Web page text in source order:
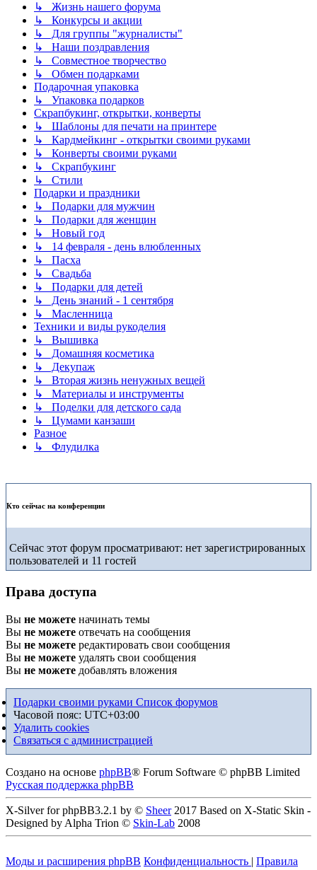
↳ Жизнь нашего форума
↳ Конкурсы и акции
↳ Для группы "журналисты"
↳ Наши поздравления
↳ Совместное творчество
↳ Обмен подарками
Подарочная упаковка
↳ Упаковка подарков
Скрапбукинг, открытки, конверты
↳ Шаблоны для печати на принтере
↳ Кардмейкинг - открытки своими руками
↳ Конверты своими руками
↳ Скрапбукинг
↳ Стили
Подарки и праздники
↳ Подарки для мужчин
↳ Подарки для женщин
↳ Новый год
↳ 14 февраля - день влюбленных
↳ Пасха
↳ Свадьба
↳ Подарки для детей
↳ День знаний - 1 сентября
↳ Масленница
Техники и виды рукоделия
↳ Вышивка
↳ Домашняя косметика
↳ Декупаж
↳ Вторая жизнь ненужных вещей
↳ Материалы и инструменты
↳ Поделки для детского сада
↳ Цумами канзаши
Разное
↳ Флудилка
Кто сейчас на конференции
Сейчас этот форум просматривают: нет зарегистрированных
пользователей и 11 гостей
Права доступа
Вы не можете начинать темы
Вы не можете отвечать на сообщения
Вы не можете редактировать свои сообщения
Вы не можете удалять свои сообщения
Вы не можете добавлять вложения
Подарки своими руками Список форумов
Часовой пояс: UTC+03:00
Удалить cookies
Связаться с администрацией
Создано на основе phpBB® Forum Software © phpBB Limited
Русская поддержка phpBB
X-Silver for phpBB3.2.1 by © Sheer2017 Based on X-Static Skin -
Designed by Alpha Trion © Skin-Lab 2008
Моды и расширения phpBB Конфиденциальность | Правила